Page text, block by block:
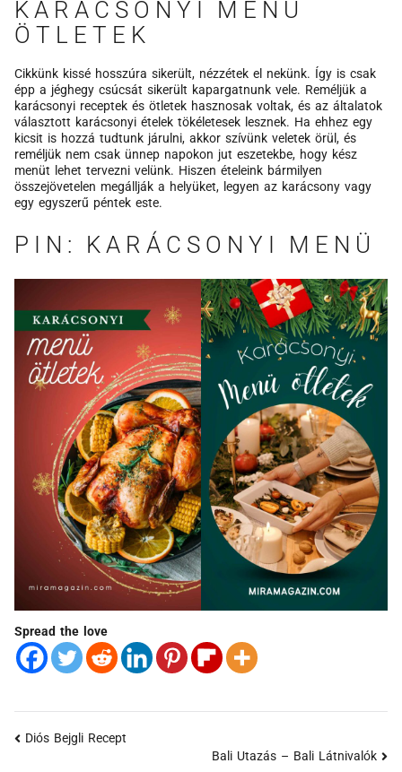
KARÁCSONYI MENÜ
ÖTLETEK
Cikkünk kissé hosszúra sikerült, nézzétek el nekünk. Így is csak
épp a jéghegy csúcsát sikerült kapargatnunk vele. Reméljük a
karácsonyi receptek és ötletek hasznosak voltak, és az általatok
választott karácsonyi ételek tökéletesek lesznek. Ha ehhez egy
kicsit is hozzá tudtunk járulni, akkor szívünk veletek örül, és
reméljük nem csak ünnep napokon jut eszetekbe, hogy kész
menüt lehet tervezni velünk. Hiszen ételeink bármilyen
összejövetelen megállják a helyüket, legyen az karácsony vagy
egy egyszerű péntek este.
PIN: KARÁCSONYI MENÜ
Spread the love
Diós Bejgli Recept
Bali Utazás – Bali Látnivalók